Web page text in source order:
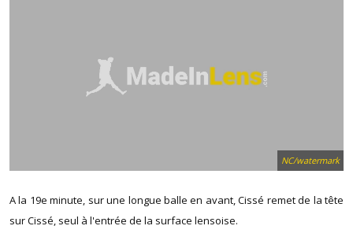
NC/watermark
A la 19e minute, sur une longue balle en avant, Cissé remet de la tête
sur Cissé, seul à l'entrée de la surface lensoise.